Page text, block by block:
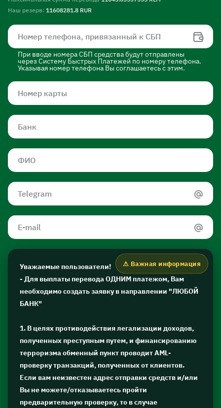
Наш резерв: 11608281.8 RUR
При вводе номера СБП средства будут отправлены
через Систему Быстрых Платежей по номеру телефона.
Указывая номер телефона Вы соглашаетесь с этим.
Уважаемые пользователи!
- Для выплаты перевода ОДНИМ платежом, Вам
необходимо создать заявку в направлении "ЛЮБОЙ
БАНК"
1. В целях противодействия легализации доходов,
полученных преступным путем, и финансированию
терроризма обменный пункт проводит AML-
проверку транзакций, полученных от клиентов.
Если вам неизвестен адрес отправки средств и/или
Вы не можете/отказываетесь пройти
предварительную проверку, то в случае